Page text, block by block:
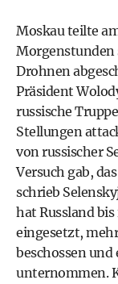
Moskau teilte
Morgenstunden
Drohnen
Präsident
russische
Stellungen
von russischer
Versuch gab,
schrieb
hat Russland
eingesetzt,
beschossen
unternommen.